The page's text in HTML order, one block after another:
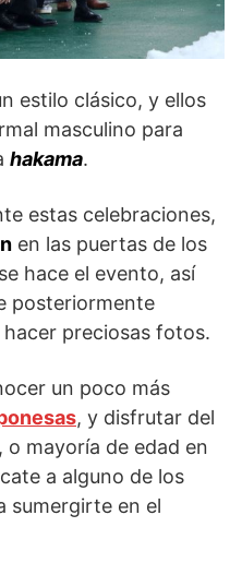
estilo clásico, y ellos
masculino para
hakama.
estas celebraciones,
en las puertas de los
hace el evento, así
posteriormente
preciosas fotos.
un poco más
, y disfrutar del
o mayoría de edad en
a alguno de los
sumergirte en el